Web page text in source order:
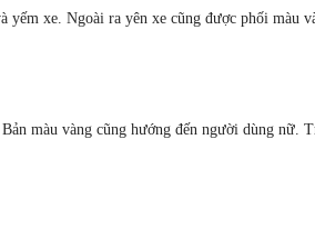
xe. Ngoài ra yên xe cũng được phối màu
màu vàng cũng hướng đến người dùng nữ.